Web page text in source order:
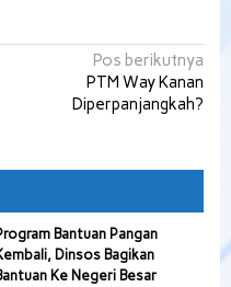
Pos berikutnya
PTM Way Kanan
Diperpanjangkah?
Bantuan Pangan
Dinsos Bagikan
Ke Negeri Besar